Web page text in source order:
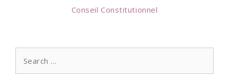
Conseil Constitutionnel